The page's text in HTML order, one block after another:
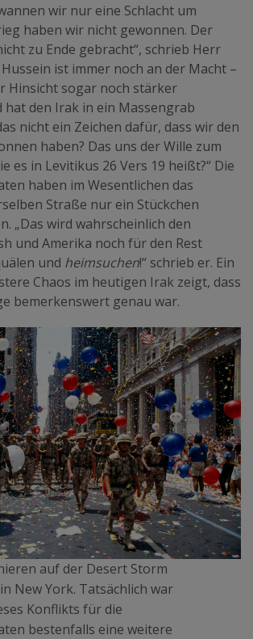
wir nur eine Schlacht um
haben wir nicht gewonnen. Der
zu Ende gebracht“, schrieb Herr
Hussein ist immer noch an der Macht –
Hinsicht sogar noch stärker
hat den Irak in ein Massengrab
nicht ein Zeichen dafür, dass wir den
haben? Das uns der Wille zum
es in Levitikus 26 Vers 19 heißt?“ Die
haben im Wesentlichen das
Straße nur ein Stückchen
„Das wird wahrscheinlich den
und Amerika noch für den Rest
und heimsuchen!“ schrieb er. Ein
Chaos im heutigen Irak zeigt, dass
bemerkenswert genau war.
auf der Desert Storm
New York. Tatsächlich war
Konflikts für die
bestenfalls eine weitere